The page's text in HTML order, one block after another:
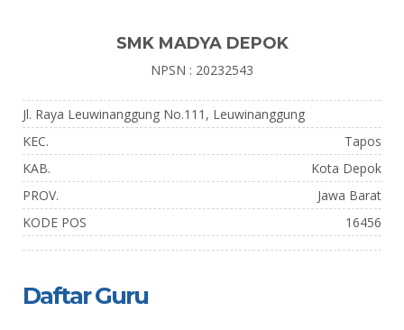
SMK MADYA DEPOK
NPSN : 20232543
Jl. Raya Leuwinanggung No.111, Leuwinanggung
KEC.
Tapos
KAB.
Kota Depok
PROV.
Jawa Barat
KODE POS
16456
Daftar Guru